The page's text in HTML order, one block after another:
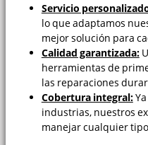
Servicio
lo que adaptamos
mejor solución para
Calidad garantizada:
herramientas de
las reparaciones
Cobertura integral:Ya
industrias, nuestros
manejar cualquier